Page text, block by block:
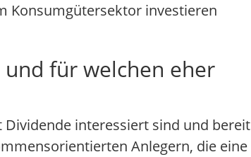
Konsumgütersektor investieren
und für welchen eher
interessiert sind und bereit
Anlegern, die eine